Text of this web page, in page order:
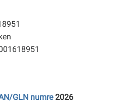
GLN numre2026